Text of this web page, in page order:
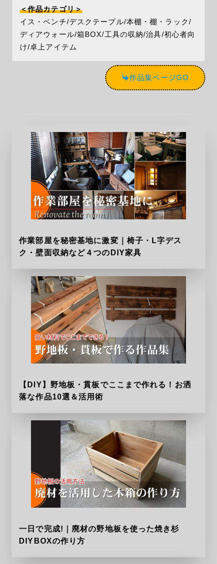
＜作品カテゴリ＞
イス・ベンチ/デスクテーブル/本棚・棚・ラック/
ディアウォール/箱BOX/工具の収納/治具/初心者向
け/卓上アイテム
作品集ページGO
作業部屋を秘密基地に激変｜椅子・L字デス
ク・壁面収納など４つのDIY家具
【DIY】野地板・貫板でここまで作れる！お洒
落な作品10選＆活用術
一日で完成!｜廃材の野地板を使った焼き杉
DIYBOXの作り方